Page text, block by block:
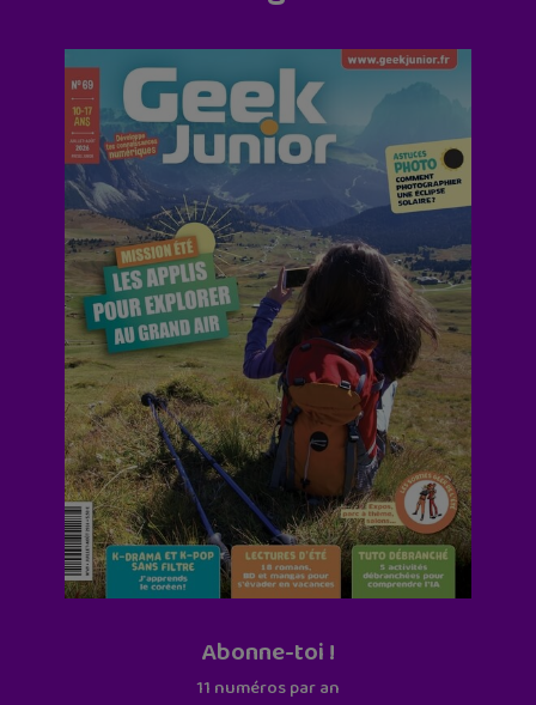
Abonne-toi !
11 numéros par an